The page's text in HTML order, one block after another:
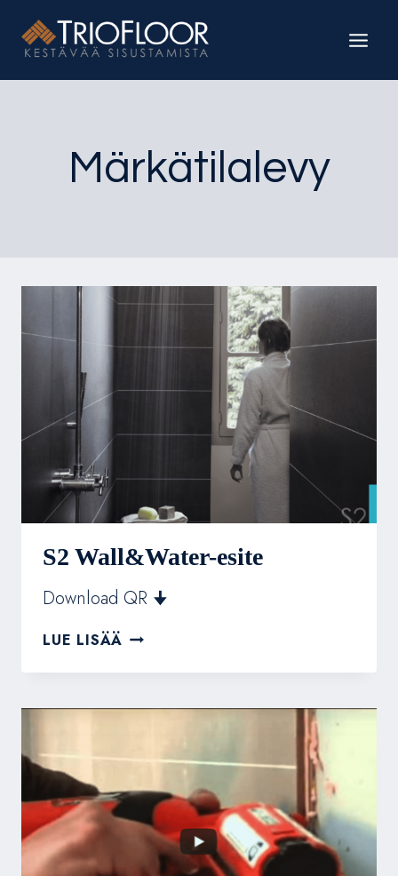
sisältöön
Märkätilalevy
S2 Wall&Water-esite
Download QR 🠋
LUE LISÄÄ S2
ESITE